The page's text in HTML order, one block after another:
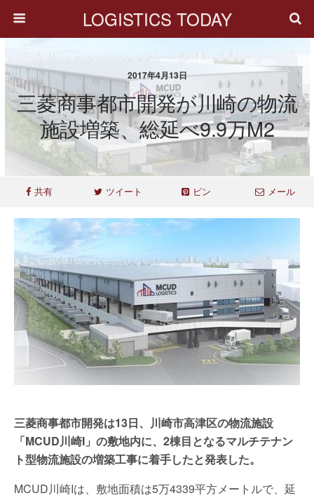
LOGISTICS TODAY
2017年4月13日
三菱商事都市開発が川崎の物流
施設増築、総延べ9.9万m2
共有 ツイート ピン メール
三菱商事都市開発は13日、川崎市高津区の物流施設
「MCUD川崎I」の敷地内に、2棟目となるマルチテナン
ト型物流施設の増築工事に着手したと発表した。
MCUD川崎Iは、敷地面積は5万4339平方メートルで、延